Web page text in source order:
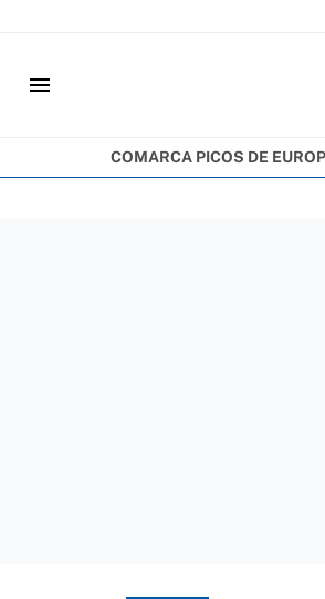
menu
COMARCA PICOS DE